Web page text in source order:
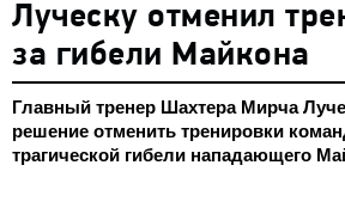
Луческу отменил
за гибели Майкона
Главный тренер Шахтера Мирча
решение отменить тренировки
трагической гибели нападающего